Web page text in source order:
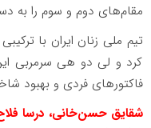
مقام‌های دوم و سوم را به
تیم ملی زنان ایران با
کرد و لی دو هی سرمربی این
فاکتور‌های فردی و بهبود
شقایق حسن‌خانی، درسا